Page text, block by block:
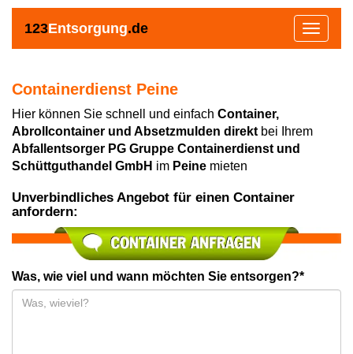
123Entsorgung.de
Toggle
Containerdienst Peine
Hier können Sie schnell und einfach Container,
Abrollcontainer und Absetzmulden direkt bei Ihrem
Abfallentsorger PG Gruppe Containerdienst und
Schüttguthandel GmbH im Peine mieten
Unverbindliches Angebot für einen Container
anfordern:
Was, wie viel und wann möchten Sie entsorgen?*